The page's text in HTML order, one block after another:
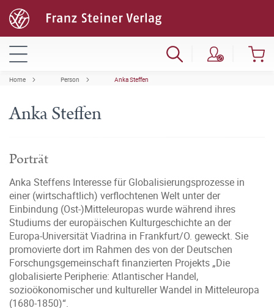
Home Person Anka Steffen
Anka Steffen
Porträt
Anka Steffens Interesse für Globalisierungsprozesse in
einer (wirtschaftlich) verflochtenen Welt unter der
Einbindung (Ost-)Mitteleuropas wurde während ihres
Studiums der europäischen Kulturgeschichte an der
Europa-Universität Viadrina in Frankfurt/O. geweckt. Sie
promovierte dort im Rahmen des von der Deutschen
Forschungsgemeinschaft finanzierten Projekts „Die
globalisierte Peripherie: Atlantischer Handel,
sozioökonomischer und kultureller Wandel in Mitteleuropa
(1680-1850)“.